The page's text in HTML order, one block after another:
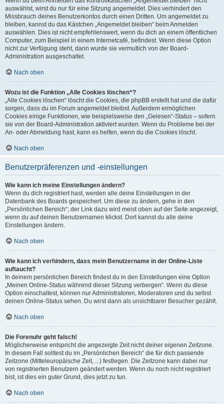
auswählst, wirst du nur für eine Sitzung angemeldet. Dies verhindert den
Missbrauch deines Benutzerkontos durch einen Dritten. Um angemeldet zu
bleiben, kannst du das Kästchen „Angemeldet bleiben“ beim Anmelden
auswählen. Dies ist nicht empfehlenswert, wenn du dich an einem öffentlichen
Computer, zum Beispiel in einem Internetcafé, befindest. Wenn diese Option
nicht zur Verfügung steht, dann wurde sie vermutlich von der Board-
Administration ausgeschaltet.
Nach oben
Wozu ist die Funktion „Alle Cookies löschen“?
„Alle Cookies löschen“ löscht die Cookies, die phpBB erstellt hat und die dafür
sorgen, dass du im Forum angemeldet bleibst. Außerdem ermöglichen
Cookies einige Funktionen, wie beispielsweise den „Gelesen“-Status – sofern
sie von der Board-Administration aktiviert wurden. Wenn du Probleme bei der
An- oder Abmeldung hast, kann es helfen, wenn du die Cookies löscht.
Nach oben
Benutzerpräferenzen und -einstellungen
Wie kann ich meine Einstellungen ändern?
Wenn du dich registriert hast, werden alle deine Einstellungen in der
Datenbank des Boards gespeichert. Um diese zu ändern, gehe in den
„Persönlichen Bereich“; der Link dazu wird meist oben auf der Seite angezeigt,
wenn du auf deinen Benutzernamen klickst. Dort kannst du alle deine
Einstellungen ändern.
Nach oben
Wie kann ich verhindern, dass mein Benutzername in der Online-Liste
auftaucht?
In deinem persönlichen Bereich findest du in den Einstellungen eine Option
„Meinen Online-Status während dieser Sitzung verbergen“. Wenn du diese
Option einschaltest, können nur Administratoren, Moderatoren und du selbst
deinen Online-Status sehen. Du wirst dann als unsichtbarer Besucher gezählt.
Nach oben
Die Forenuhr geht falsch!
Möglicherweise entspricht die angezeigte Zeit nicht deiner eigenen Zeitzone.
In diesem Fall solltest du im „Persönlichen Bereich“ die für dich passende
Zeitzone (Mitteleuropäische Zeit, ...) festlegen. Die Zeitzone kann dabei nur
von registrierten Benutzern geändert werden. Wenn du noch nicht registriert
bist, ist dies ein guter Grund, dies jetzt zu tun.
Nach oben